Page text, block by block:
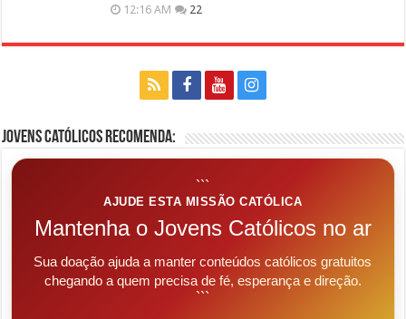
12:16 AM 22
Jovens Católicos Recomenda:
```
AJUDE ESTA MISSÃO CATÓLICA
Mantenha o Jovens Católicos no ar
Sua doação ajuda a manter conteúdos católicos gratuitos
chegando a quem precisa de fé, esperança e direção.
```